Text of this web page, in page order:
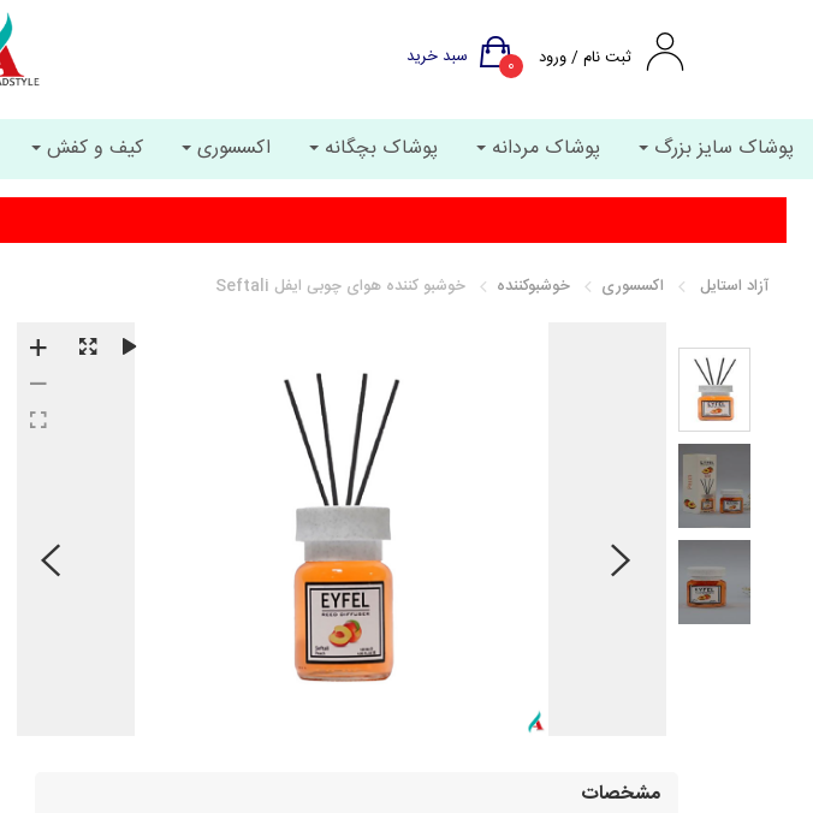
ثبت نام / ورود 0 سبد خرید
پوشاک سایز بزرگ پوشاک مردانه پوشاک بچگانه اکسسوری کیف و کفش
آزاد استایل اکسسوری خوشبوکننده خوشبو کننده هوای چوبی ایفل Seftali
مشخصات